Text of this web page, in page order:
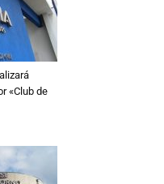
«Club de